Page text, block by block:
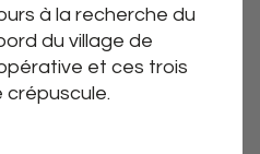
à la recherche du
du village de
et ces trois
crépuscule.